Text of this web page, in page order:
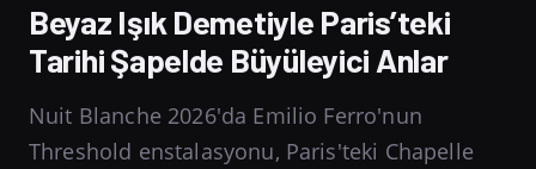
Beyaz Işık Demetiyle Paris’teki
Tarihi Şapelde Büyüleyici Anlar
Nuit Blanche 2026'da Emilio Ferro'nun
Threshold enstalasyonu, Paris'teki Chapelle